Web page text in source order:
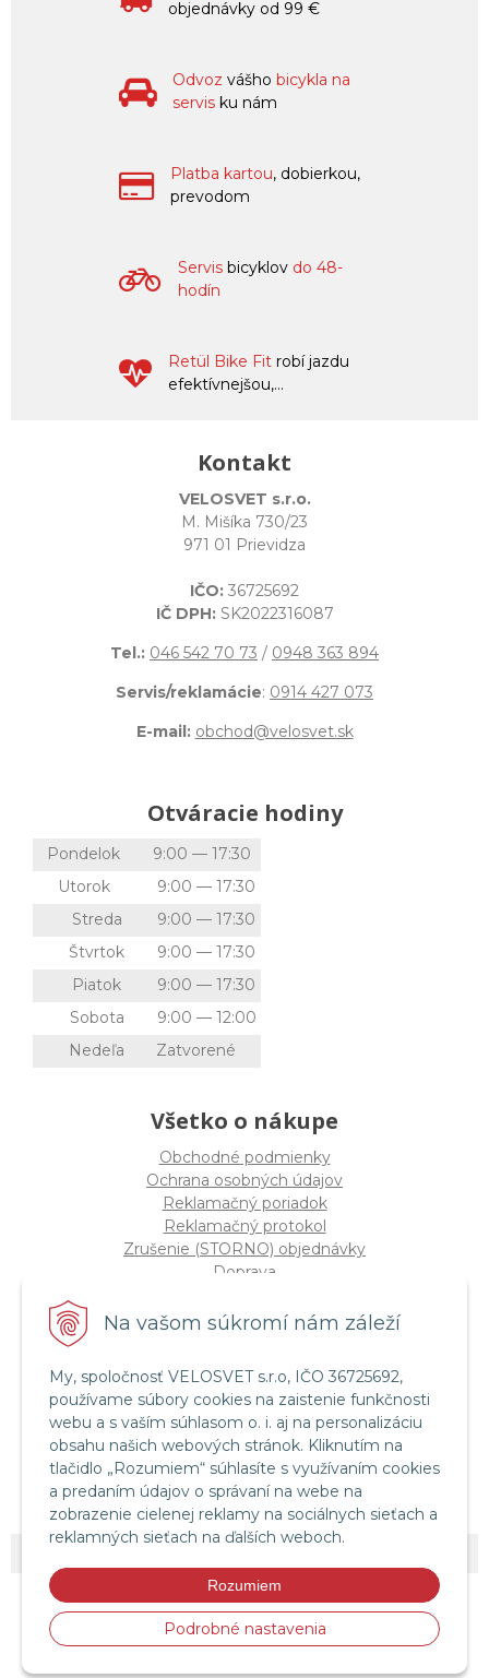
Na vašom súkromí nám záleží
My, spoločnosť VELOSVET s.r.o, IČO 36725692,
používame súbory cookies na zaistenie funkčnosti
webu a s vaším súhlasom o. i. aj na personalizáciu
obsahu našich webových stránok. Kliknutím na
tlačidlo „Rozumiem“ súhlasíte s využívaním cookies
a predaním údajov o správaní na webe na
zobrazenie cielenej reklamy na sociálnych sieťach a
reklamných sieťach na ďalších weboch.
Rozumiem
Podrobné nastavenia
objednávky od 99 €
Odvoz vášho bicykla na
servis ku nám
Platba kartou, dobierkou,
prevodom
Servis bicyklov do 48-
hodín
Retül Bike Fit robí jazdu
efektívnejšou,...
Kontakt
VELOSVET s.r.o.
M. Mišíka 730/23
971 01 Prievidza
IČO: 36725692
IČ DPH: SK2022316087
Tel.: 046 542 70 73 / 0948 363 894
Servis/reklamácie: 0914 427 073
E-mail: obchod@velosvet.sk
Otváracie hodiny
Pondelok
9:00 — 17:30
Utorok
9:00 — 17:30
Streda
9:00 — 17:30
Štvrtok
9:00 — 17:30
Piatok
9:00 — 17:30
Sobota
9:00 — 12:00
Nedeľa
Zatvorené
Všetko o nákupe
Obchodné podmienky
Ochrana osobných údajov
Reklamačný poriadok
Reklamačný protokol
Zrušenie (STORNO) objednávky
Doprava
Štatút súťaže "Vianoce 2025"
Servis a služby
Servis bicyklov a elektrobicyklov
Retül Bike Fit
Instagram Velosvet
Facebook Velosvet